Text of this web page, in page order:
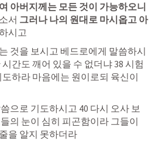
아버지께는 모든 것이 가능하오니
서 그러나 나의 원대로 마시옵고 아
시고
것을 보시고 베드로에게 말씀하시
간도 깨어 있을 수 없더냐 38 시험
하라 마음에는 원이로되 육신이
으로 기도하시고 40 다시 오사 보
의 눈이 심히 피곤함이라 그들이
을 알지 못하더라